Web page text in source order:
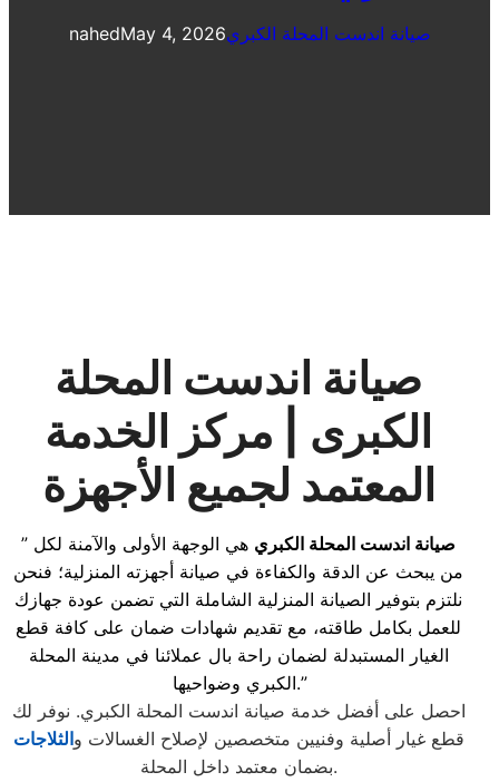
nahedMay 4, 2026صيانة اندست المحلة الكبري
صيانة اندست المحلة
الكبرى | مركز الخدمة
المعتمد لجميع الأجهزة
” صيانة اندست المحلة الكبري هي الوجهة الأولى والآمنة لكل
من يبحث عن الدقة والكفاءة في صيانة أجهزته المنزلية؛ فنحن
نلتزم بتوفير الصيانة المنزلية الشاملة التي تضمن عودة جهازك
للعمل بكامل طاقته، مع تقديم شهادات ضمان على كافة قطع
الغيار المستبدلة لضمان راحة بال عملائنا في مدينة المحلة
الكبري وضواحيها.”
احصل على أفضل خدمة صيانة اندست المحلة الكبري. نوفر لك
قطع غيار أصلية وفنيين متخصصين لإصلاح الغسالات والثلاجات
بضمان معتمد داخل المحلة.